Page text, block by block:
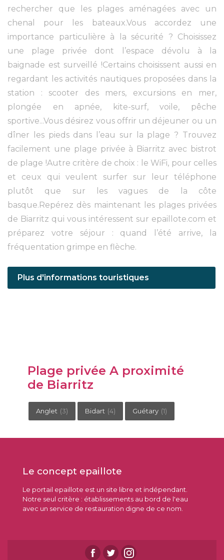
rechercher que les plages aménagées avec un
chenal pour les bateaux.Vous accordez une
importance particulière à la sécurité ? Choisissez
une plage privée dont l’espace dévolu à la
baignade est surveillé !Certains choisissent aussi en
regardant les activités nautiques proposées dans la
station : scooter des mers, excursions en mer,
plongée en apnée, kite-surf, voile, pêche
sportive...Vous désirez vous offrir un déjeuner ou un
dîner les pieds dans l’eau sur la plage ? Trouvez
facilement une plage privée à Biarritz avec bistrot
de plage !Autre critère de choix : le WiFi, pour celles
et ceux qui veulent surfer sur leur téléphone
plutôt que sur les vagues de la côte
basque.Repérez dès maintenant les plages privées
de Biarritz qui vous intéressent sur epaillote.com et
préparez votre séjour : quand l’été arrive, la
fréquentation grimpe en flèche.
Plus d'informations touristiques
Plage privée A proximité
de Biarritz
Anglet (3) Bidart (4) Guétary (1)
Le concept epaillote
Le portail epaillote est un site libre et indépendant.
Notre seul critère : établissements au bord de l'eau
avec un service de restauration digne de ce nom.